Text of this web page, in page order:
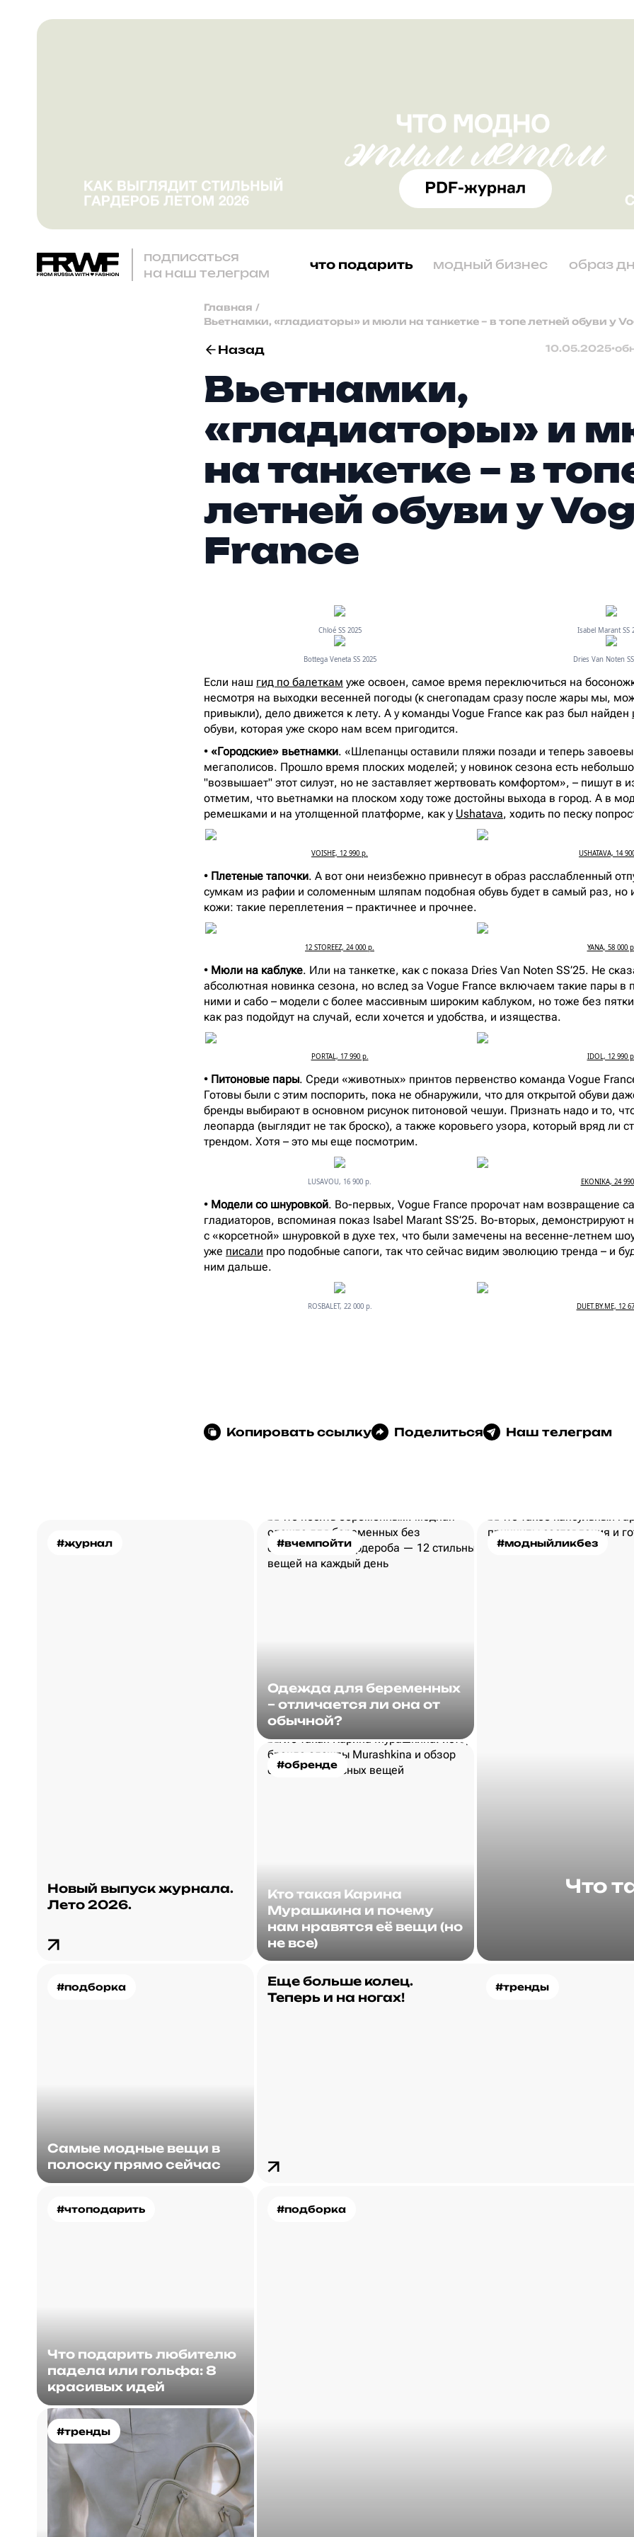
подписаться
на наш телеграм
что подарить модный бизнес образ
Главная /
Вьетнамки, «гладиаторы» и мюли на танкетке – в топе летней обуви у
Назад 10.05.2025•
Вьетнамки,
«гладиаторы» и
на танкетке – в
летней обуви у
France
Chloé SS 2025 Isabel Marant SS
Bottega Veneta SS 2025 Dries Van Noten
Если наш гид по балеткам уже освоен, самое время переключиться на
несмотря на выходки весенней погоды (к снегопадам сразу после жары мы,
привыкли), дело движется к лету. А у команды Vogue France как раз был найден
обуви, которая уже скоро нам всем пригодится.
• «Городские» вьетнамки. «Шлепанцы оставили пляжи позади и теперь
мегаполисов. Прошло время плоских моделей; у новинок сезона есть
"возвышает" этот силуэт, но не заставляет жертвовать комфортом», – пишут в
отметим, что вьетнамки на плоском ходу тоже достойны выхода в город. А в
ремешками и на утолщенной платформе, как у Ushatava, ходить по песку
VOISHE, 12 990 р. USHATAVA, 14
• Плетеные тапочки. А вот они неизбежно привнесут в образ расслабленный
сумкам из рафии и соломенным шляпам подобная обувь будет в самый раз, но
кожи: такие переплетения – практичнее и прочнее.
12 STOREEZ, 24 000 р. YANA, 58 000
• Мюли на каблуке. Или на танкетке, как с показа Dries Van Noten SS’25. Не
абсолютная новинка сезона, но вслед за Vogue France включаем такие пары в
ними и сабо – модели с более массивным широким каблуком, но тоже без
как раз подойдут на случай, если хочется и удобства, и изящества.
PORTAL, 17 990 р. IDOL, 12 990
• Питоновые пары. Среди «животных» принтов первенство команда Vogue
Готовы были с этим поспорить, пока не обнаружили, что для открытой обуви
бренды выбирают в основном рисунок питоновой чешуи. Признать надо и то,
леопарда (выглядит не так броско), а также коровьего узора, который вряд ли
трендом. Хотя – это мы еще посмотрим.
LUSAVOU, 16 900 р. EKONIKA, 24
• Модели со шнуровкой. Во-первых, Vogue France пророчат нам возвращение
гладиаторов, вспоминая показ Isabel Marant SS’25. Во-вторых, демонстрируют
с «корсетной» шнуровкой в духе тех, что были замечены на весенне-летнем
уже писали про подобные сапоги, так что сейчас видим эволюцию тренда – и
ним дальше.
ROSBALET, 22 000 р. DUET.BY.ME, 12
Копировать ссылку Поделиться Наш телеграм
#журнал
Новый выпуск журнала.
Лето 2026.
#вчемпойти
Одежда для беременных
– отличается ли она от
обычной?
#модныйликбез
Что
#обренде
Кто такая Карина
Мурашкина и почему
нам нравятся её вещи (но
не все)
#подборка
Самые модные вещи в
полоску прямо сейчас
#тренды
Еще больше колец.
Теперь и на ногах!
#чтоподарить
Что подарить любителю
падела или гольфа: 8
красивых идей
#подборка
#тренды